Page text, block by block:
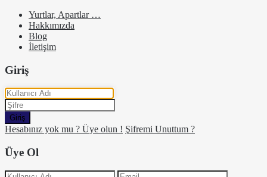
Yurtlar, Apartlar …
Hakkımızda
Blog
İletişim
Giriş
Giriş
Hesabınız yok mu ? Üye olun ! Şifremi Unuttum ?
Üye Ol